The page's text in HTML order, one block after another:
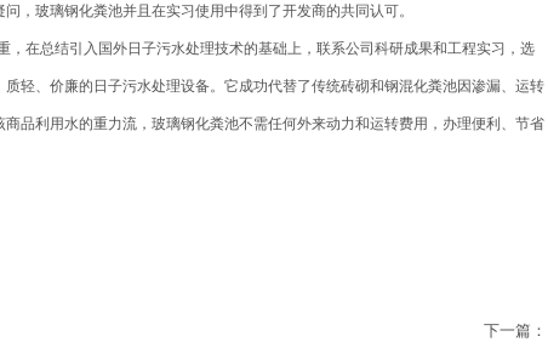
，玻璃钢化粪池并且在实习使用中得到了开发商的共同认可。
， 在总结引入国外日子污水处理技术的基础上，联系公司科研成果和工程实习，选
轻、价廉的日子污水处理设备。它成功代替了传统砖砌和钢混化粪池因渗漏、运转
品利用水的重力流，玻璃钢化粪池不需任何外来动力和运转费用，办理便利、节省
下一篇：